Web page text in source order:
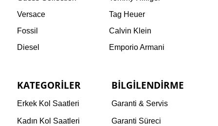
Versace
Tag Heuer
Fossil
Calvin Klein
Diesel
Emporio Armani
KATEGORILER
Erkek Kol Saatleri
Kadın Kol Saatleri
BILGILENDIRME
Garanti & Servis
Garanti Süreci